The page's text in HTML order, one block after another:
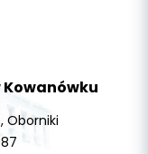
Kowanówku
Oborniki